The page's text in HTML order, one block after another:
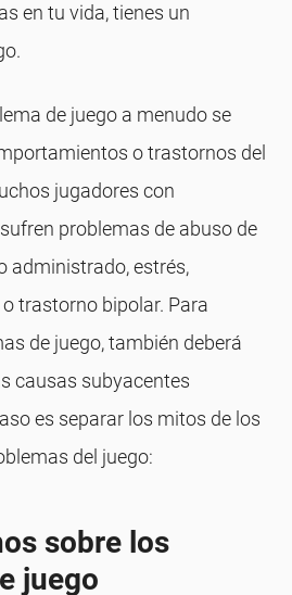
en tu vida, tienes un
de juego a menudo se
o trastornos del
jugadores con
problemas de abuso de
administrado, estrés,
trastorno bipolar. Para
de juego, también deberá
causas subyacentes
es separar los mitos de los
del juego:
sobre los
juego